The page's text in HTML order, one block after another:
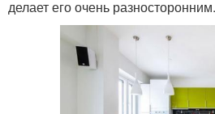
делает его очень разносторонним.